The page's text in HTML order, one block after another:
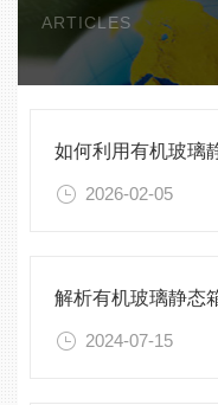
ARTICLES
2026-02-05
2024-07-15